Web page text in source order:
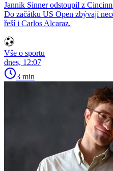
Jannik Sinner odstoupil z
Do začátku US Open zbývají
řeší i Carlos Alcaraz.
Vše o sportu
dnes, 12:07
3 min